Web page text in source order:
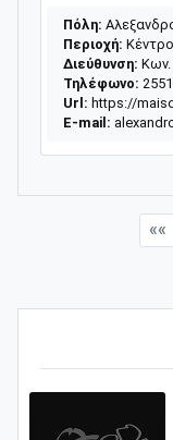
Πόλη:
Περιοχή: Κέντρο
Διεύθυνση: Κων.
Τηλέφωνο:
Url: https://
E-mail:
««